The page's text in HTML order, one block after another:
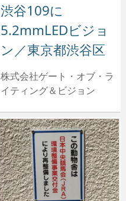
渋谷109に
5.2mmLEDビジョ
ン／東京都渋谷区
株式会社ゲート・オブ・ラ
イティング＆ビジョン